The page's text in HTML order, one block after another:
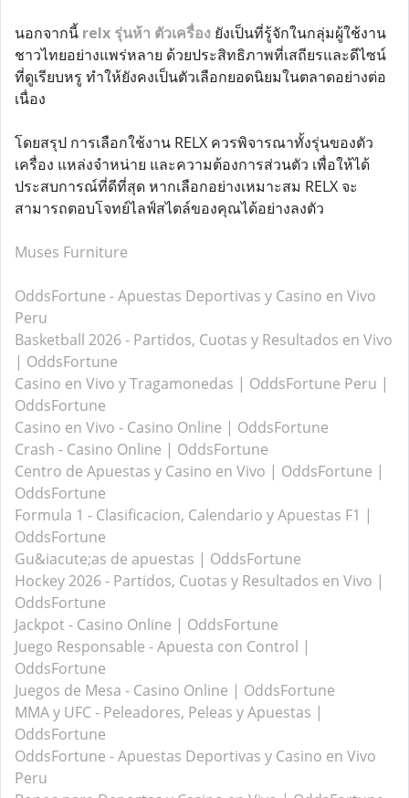
นอกจากนี้ relx รุ่นห้า ตัวเครื่อง ยังเป็นที่รู้จักในกลุ่มผู้ใช้งาน
ชาวไทยอย่างแพร่หลาย ด้วยประสิทธิภาพที่เสถียรและดีไซน์
ที่ดูเรียบหรู ทำให้ยังคงเป็นตัวเลือกยอดนิยมในตลาดอย่างต่อ
เนื่อง
โดยสรุป การเลือกใช้งาน RELX ควรพิจารณาทั้งรุ่นของตัว
เครื่อง แหล่งจำหน่าย และความต้องการส่วนตัว เพื่อให้ได้
ประสบการณ์ที่ดีที่สุด หากเลือกอย่างเหมาะสม RELX จะ
สามารถตอบโจทย์ไลฟ์สไตล์ของคุณได้อย่างลงตัว
Muses Furniture
OddsFortune - Apuestas Deportivas y Casino en Vivo
Peru
Basketball 2026 - Partidos, Cuotas y Resultados en Vivo
| OddsFortune
Casino en Vivo y Tragamonedas | OddsFortune Peru |
OddsFortune
Casino en Vivo - Casino Online | OddsFortune
Crash - Casino Online | OddsFortune
Centro de Apuestas y Casino en Vivo | OddsFortune |
OddsFortune
Formula 1 - Clasificacion, Calendario y Apuestas F1 |
OddsFortune
Gu&iacute;as de apuestas | OddsFortune
Hockey 2026 - Partidos, Cuotas y Resultados en Vivo |
OddsFortune
Jackpot - Casino Online | OddsFortune
Juego Responsable - Apuesta con Control |
OddsFortune
Juegos de Mesa - Casino Online | OddsFortune
MMA y UFC - Peleadores, Peleas y Apuestas |
OddsFortune
OddsFortune - Apuestas Deportivas y Casino en Vivo
Peru